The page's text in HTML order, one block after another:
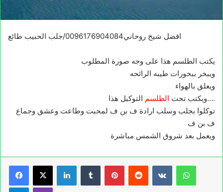
افضل شيخ روحاني0096176904084/جلب الحبيب طائع
يكتب الطلسم هذا على وجه صورة المطلوب
ويبخر ببخورات طيبه الرائحه
ويعلق بالهواء
ويكتب تحت الطلسم
التوكيل هذا….
توكلوا بجلب وسلب ارادة ف بن ف لمحبت وطاعت وعشق وجماع
ف بن ف
ويعمل بعد شروق الشمس مباشرة
Telegram